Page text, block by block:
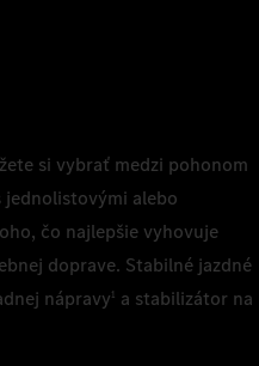
si vybrať medzi pohonom
jednolistovými alebo
čo najlepšie vyhovuje
doprave. Stabilné jazdné
nápravy1 a stabilizátor na